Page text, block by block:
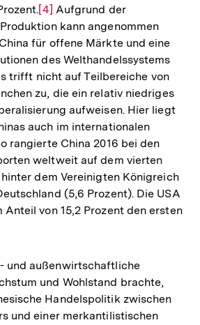
Zur
Auflösung
der
Fußnote
[4] Aufgrund der
kann angenommen
für offene Märkte und eine
des Welthandelssystems
trifft nicht auf Teilbereiche von
zu, die ein relativ niedriges
aufweisen. Hier liegt
auch im internationalen
rangierte China 2016 bei den
weltweit auf dem vierten
dem Vereinigten Königreich
(5,6 Prozent). Die USA
von 15,2 Prozent den ersten
und außenwirtschaftliche
und Wohlstand brachte,
Handelspolitik zwischen
und einer merkantilistischen